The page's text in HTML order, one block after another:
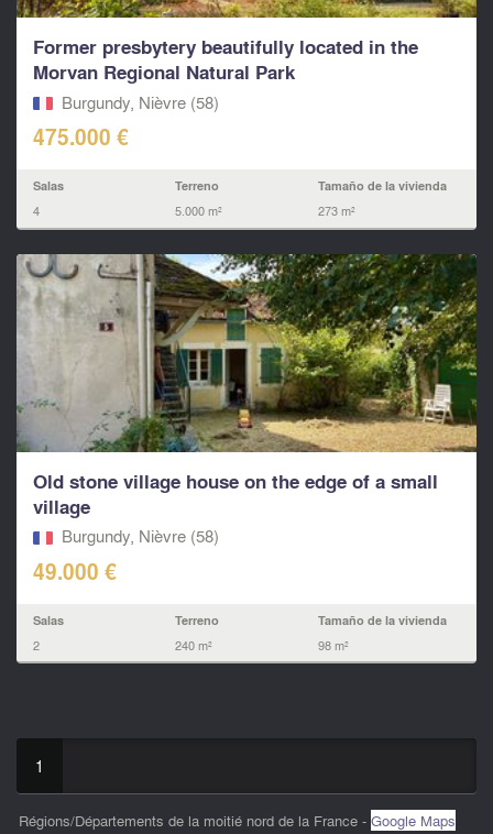
Former presbytery beautifully located in the
Morvan Regional Natural Park
Burgundy, Nièvre (58)
475.000 €
Salas
4
Terreno
5.000 m²
Tamaño de la vivienda
273 m²
Old stone village house on the edge of a small
village
Burgundy, Nièvre (58)
49.000 €
Salas
2
Terreno
240 m²
Tamaño de la vivienda
98 m²
1
Régions/Départements de la moitié nord de la France - Google Maps